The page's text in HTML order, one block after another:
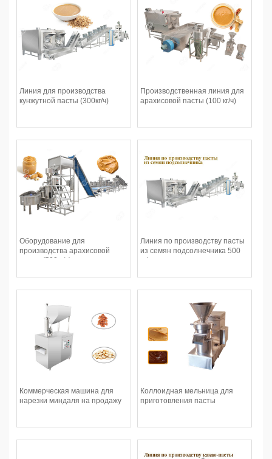
Линия для производства
кунжутной пасты (300кг/ч)
Производственная линия для
арахисовой пасты (100 кг/ч)
Оборудование для
производства арахисовой
пасты (500кг/ч)
Линия по производству пасты
из семян подсолнечника 500
кг/ч
Коммерческая машина для
нарезки миндаля на продажу
Коллоидная мельница для
приготовления пасты